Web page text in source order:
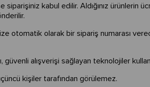
siparişiniz kabul edilir. Aldığınız ürünlerin
otomatik olarak bir sipariş numarası
güvenli alışverişi sağlayan teknolojiler
kişiler tarafından görülemez.